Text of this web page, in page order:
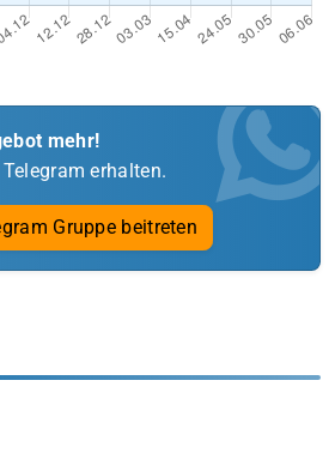
mehr!
erhalten.
Gruppe beitreten